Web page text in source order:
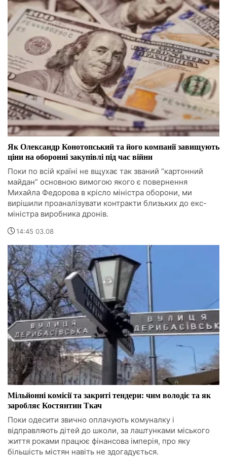
Як Олександр Конотопський та його компанії завищують
ціни на оборонні закупівлі під час війни
Поки по всій країні не вщухає так званий “картонний
майдан” основною вимогою якого є повернення
Михайла Федорова в крісло міністра оборони, ми
вирішили проаналізувати контракти близьких до екс-
міністра виробника дронів.
14:45 03.08
Мільйонні комісії та закриті тендери: чим володіє та як
заробляє Костянтин Ткач
Поки одесити звично оплачують комуналку і
відправляють дітей до школи, за лаштунками міського
життя роками працює фінансова імперія, про яку
більшість містян навіть не здогадується.